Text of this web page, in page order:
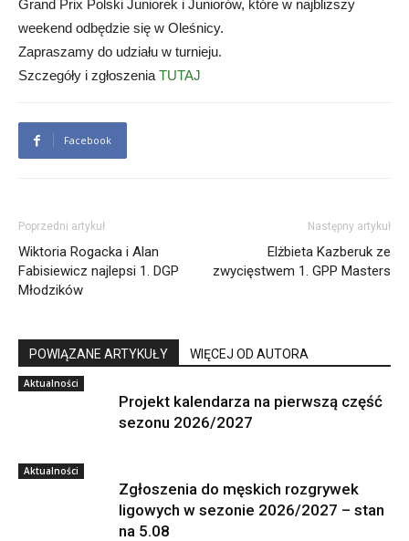
Grand Prix Polski Juniorek i Juniorów, które w najbliższy
weekend odbędzie się w Oleśnicy.
Zapraszamy do udziału w turnieju.
Szczegóły i zgłoszenia TUTAJ
Facebook
Poprzedni artykuł
Wiktoria Rogacka i Alan
Fabisiewicz najlepsi 1. DGP
Młodzików
Następny artykuł
Elżbieta Kazberuk ze
zwycięstwem 1. GPP Masters
POWIĄZANE ARTYKUŁY WIĘCEJ OD AUTORA
Aktualności
Projekt kalendarza na pierwszą część
sezonu 2026/2027
Aktualności
Zgłoszenia do męskich rozgrywek
ligowych w sezonie 2026/2027 – stan
na 5.08